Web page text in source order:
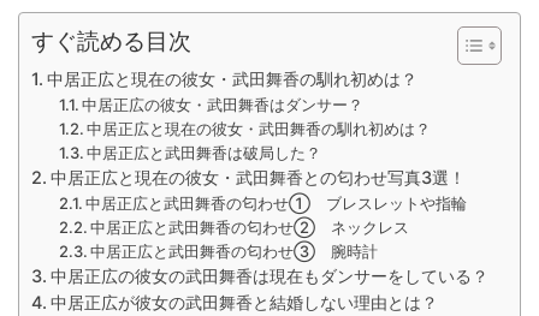
すぐ読める目次
中居正広と現在の彼女・武田舞香の馴れ初めは？
中居正広の彼女・武田舞香はダンサー？
中居正広と現在の彼女・武田舞香の馴れ初めは？
中居正広と武田舞香は破局した？
中居正広と現在の彼女・武田舞香との匂わせ写真3選！
中居正広と武田舞香の匂わせ① ブレスレットや指輪
中居正広と武田舞香の匂わせ② ネックレス
中居正広と武田舞香の匂わせ③ 腕時計
中居正広の彼女の武田舞香は現在もダンサーをしている？
中居正広が彼女の武田舞香と結婚しない理由とは？